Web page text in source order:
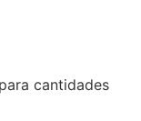
cantidades